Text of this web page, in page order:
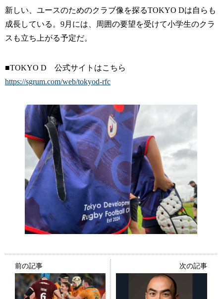
新しい、ユースのためのクラブ像を探るTOKYO Dは自らも
成長している。9月には、周囲の要望を受けて小学生のクラ
スも立ち上がる予定だ。
■TOKYO D 公式サイトはこちら
https://sgrum.com/web/tokyod-rfc
前の記事 次の記事